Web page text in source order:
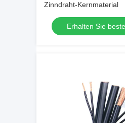
Zinndraht-Kernmaterial
Erhalten Sie